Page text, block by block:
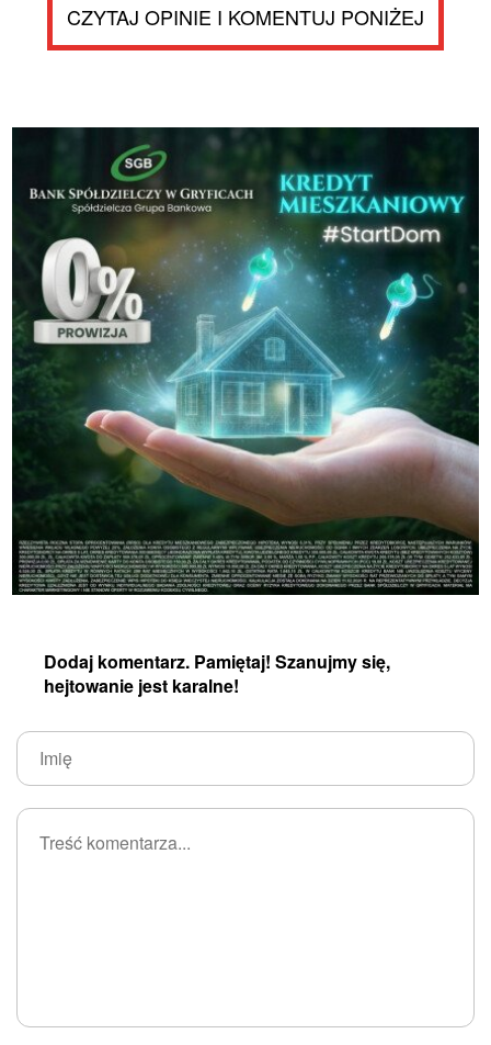
CZYTAJ OPINIE I KOMENTUJ PONIŻEJ
Dodaj komentarz. Pamiętaj! Szanujmy się,
hejtowanie jest karalne!